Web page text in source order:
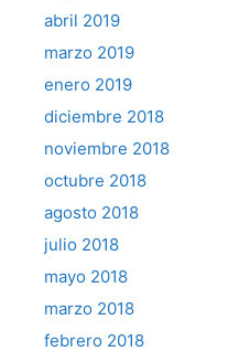
abril 2019
marzo 2019
enero 2019
diciembre 2018
noviembre 2018
octubre 2018
agosto 2018
julio 2018
mayo 2018
marzo 2018
febrero 2018